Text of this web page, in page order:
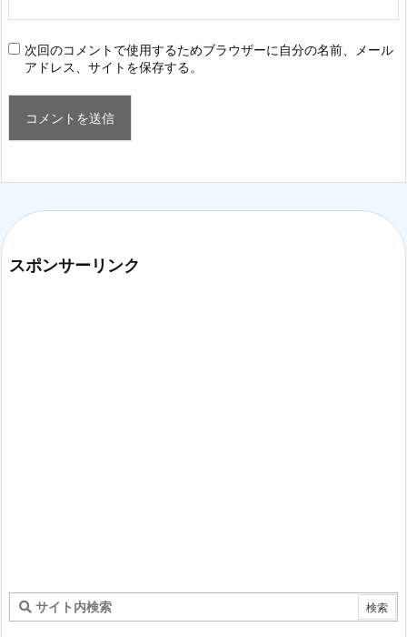
次回のコメントで使用するためブラウザーに自分の名前、メール
アドレス、サイトを保存する。
スポンサーリンク